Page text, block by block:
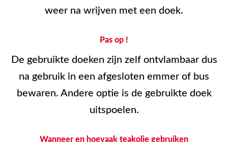
weer na wrijven met een doek.
Pas op !
De gebruikte doeken zijn zelf ontvlambaar dus
na gebruik in een afgesloten emmer of bus
bewaren. Andere optie is de gebruikte doek
uitspoelen.
Wanneer en hoevaak teakolie gebruiken